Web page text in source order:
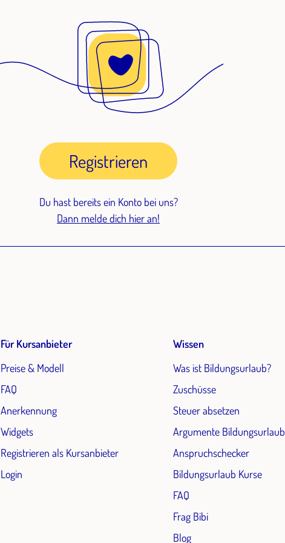
Registrieren
Du hast bereits ein Konto bei uns?
Dann melde dich hier an!
Für Kursanbieter
Preise & Modell
FAQ
Anerkennung
Widgets
Registrieren als Kursanbieter
Login
Wissen
Was ist Bildungsurlaub?
Zuschüsse
Steuer absetzen
Argumente Bildungsurlaub
Anspruchschecker
Bildungsurlaub Kurse
FAQ
Frag Bibi
Blog